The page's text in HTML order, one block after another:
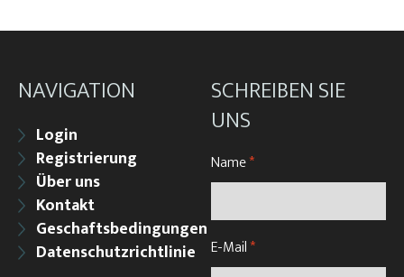
NAVIGATION
Login
Registrierung
Über uns
Kontakt
Geschaftsbedingungen
Datenschutzrichtlinie
SCHREIBEN SIE
UNS
Name*
E-Mail*